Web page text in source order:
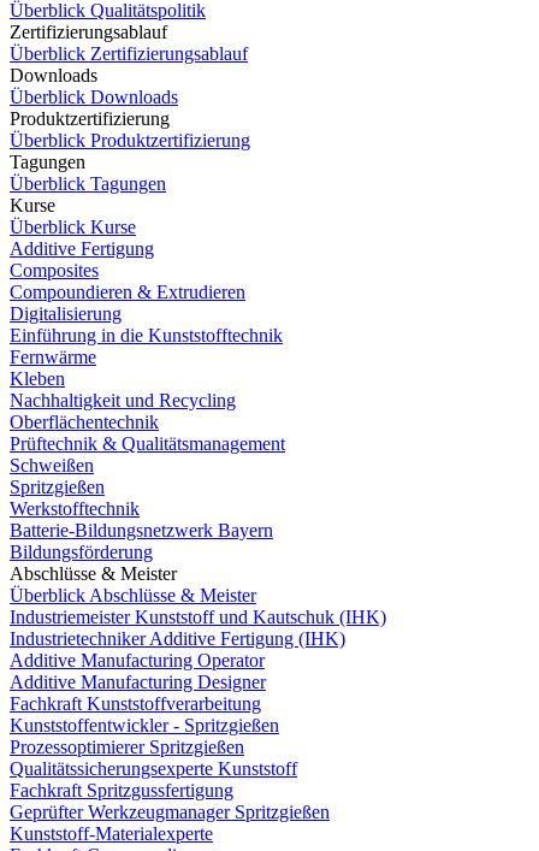
Überblick Qualitätspolitik
Zertifizierungsablauf
Überblick Zertifizierungsablauf
Downloads
Überblick Downloads
Produktzertifizierung
Überblick Produktzertifizierung
Tagungen
Überblick Tagungen
Kurse
Überblick Kurse
Additive Fertigung
Composites
Compoundieren & Extrudieren
Digitalisierung
Einführung in die Kunststofftechnik
Fernwärme
Kleben
Nachhaltigkeit und Recycling
Oberflächentechnik
Prüftechnik & Qualitätsmanagement
Schweißen
Spritzgießen
Werkstofftechnik
Batterie-Bildungsnetzwerk Bayern
Bildungsförderung
Abschlüsse & Meister
Überblick Abschlüsse & Meister
Industriemeister Kunststoff und Kautschuk (IHK)
Industrietechniker Additive Fertigung (IHK)
Additive Manufacturing Operator
Additive Manufacturing Designer
Fachkraft Kunststoffverarbeitung
Kunststoffentwickler - Spritzgießen
Prozessoptimierer Spritzgießen
Qualitätssicherungsexperte Kunststoff
Fachkraft Spritzgussfertigung
Geprüfter Werkzeugmanager Spritzgießen
Kunststoff-Materialexperte